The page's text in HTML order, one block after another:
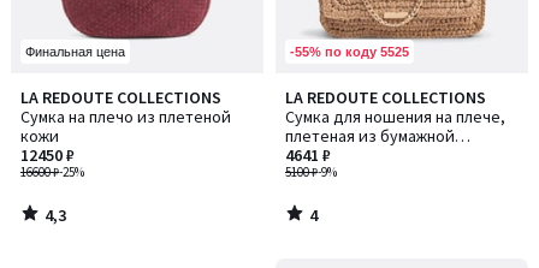
Финальная цена
LA REDOUTE COLLECTIONS
Сумка на плечо из плетеной
кожи
16600 ₽-25%
12450 ₽
4,3
/ 5
4,3
/
-55% по коду 5525
LA REDOUTE COLLECTIONS
Сумка для ношения на плече,
плетеная из бумажной
соломки
5100 ₽-9%
4641 ₽
4
/
5
4
/